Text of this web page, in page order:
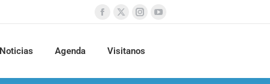
Agenda Visitanos